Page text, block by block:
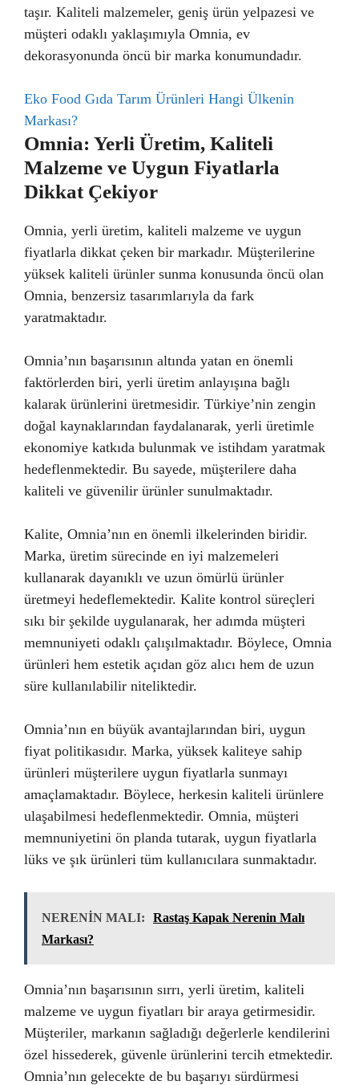
taşır. Kaliteli malzemeler, geniş ürün yelpazesi ve
müşteri odaklı yaklaşımıyla Omnia, ev
dekorasyonunda öncü bir marka konumundadır.
Eko Food Gıda Tarım Ürünleri Hangi Ülkenin
Markası?
Omnia: Yerli Üretim, Kaliteli
Malzeme ve Uygun Fiyatlarla
Dikkat Çekiyor
Omnia, yerli üretim, kaliteli malzeme ve uygun
fiyatlarla dikkat çeken bir markadır. Müşterilerine
yüksek kaliteli ürünler sunma konusunda öncü olan
Omnia, benzersiz tasarımlarıyla da fark
yaratmaktadır.
Omnia’nın başarısının altında yatan en önemli
faktörlerden biri, yerli üretim anlayışına bağlı
kalarak ürünlerini üretmesidir. Türkiye’nin zengin
doğal kaynaklarından faydalanarak, yerli üretimle
ekonomiye katkıda bulunmak ve istihdam yaratmak
hedeflenmektedir. Bu sayede, müşterilere daha
kaliteli ve güvenilir ürünler sunulmaktadır.
Kalite, Omnia’nın en önemli ilkelerinden biridir.
Marka, üretim sürecinde en iyi malzemeleri
kullanarak dayanıklı ve uzun ömürlü ürünler
üretmeyi hedeflemektedir. Kalite kontrol süreçleri
sıkı bir şekilde uygulanarak, her adımda müşteri
memnuniyeti odaklı çalışılmaktadır. Böylece, Omnia
ürünleri hem estetik açıdan göz alıcı hem de uzun
süre kullanılabilir niteliktedir.
Omnia’nın en büyük avantajlarından biri, uygun
fiyat politikasıdır. Marka, yüksek kaliteye sahip
ürünleri müşterilere uygun fiyatlarla sunmayı
amaçlamaktadır. Böylece, herkesin kaliteli ürünlere
ulaşabilmesi hedeflenmektedir. Omnia, müşteri
memnuniyetini ön planda tutarak, uygun fiyatlarla
lüks ve şık ürünleri tüm kullanıcılara sunmaktadır.
NERENİN MALI:
Rastaş Kapak Nerenin Malı
Markası?
Omnia’nın başarısının sırrı, yerli üretim, kaliteli
malzeme ve uygun fiyatları bir araya getirmesidir.
Müşteriler, markanın sağladığı değerlerle kendilerini
özel hissederek, güvenle ürünlerini tercih etmektedir.
Omnia’nın gelecekte de bu başarıyı sürdürmesi